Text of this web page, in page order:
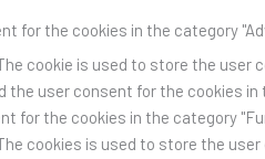
for the cookies in the category
cookie is used to store the
the user consent for the cookies
for the cookies in the category
cookies is used to store the